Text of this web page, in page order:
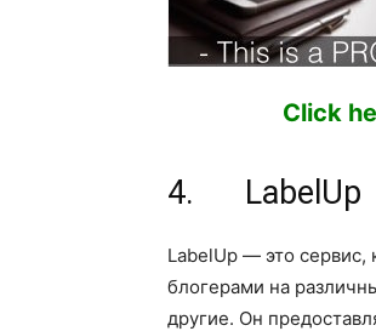
Click
4. LabelUp
LabelUp — это сервис,
блогерами на
другие. Он